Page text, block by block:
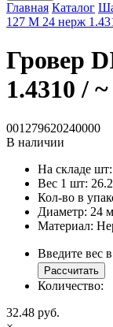
Главная Каталог
127 M 24 нерж
Гровер
1.4310 /
001279620240000
В наличии
На складе шт:
Вес 1 шт:
Кол-во в
Диаметр: 24
Материал:
Введите вес
Рассчитать
Количество:
32.48 руб.